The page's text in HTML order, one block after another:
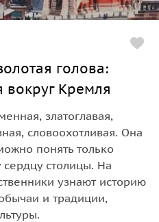
голова:
вокруг Кремля
златоглавая,
словоохотливая. Она
понять только
столицы. На
узнают историю
и традиции,